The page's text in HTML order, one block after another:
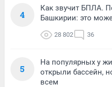
4
Как звучит БПЛА.
Башкирии: это
28 802 36
5
На популярных у
открыли бассейн,
всем